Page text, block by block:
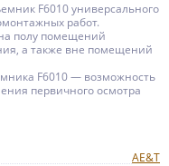
F6010 универсального
работ.
полу помещений
а также вне помещений
F6010 — возможность
первичного осмотра
AE&T